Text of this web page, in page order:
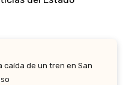
de un tren en San